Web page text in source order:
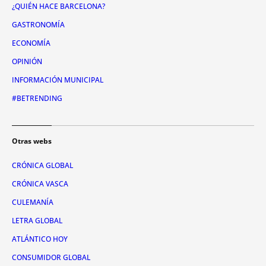
¿QUIÉN HACE BARCELONA?
GASTRONOMÍA
ECONOMÍA
OPINIÓN
INFORMACIÓN MUNICIPAL
#BETRENDING
Otras webs
CRÓNICA GLOBAL
CRÓNICA VASCA
CULEMANÍA
LETRA GLOBAL
ATLÁNTICO HOY
CONSUMIDOR GLOBAL